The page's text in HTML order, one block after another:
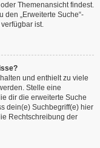
Themenansicht findest.
den „Erweiterte Suche“-
ist.
und enthielt zu viele
Stelle eine
dir die erweiterte Suche
dein(e) Suchbegriff(e) hier
Rechtschreibung der